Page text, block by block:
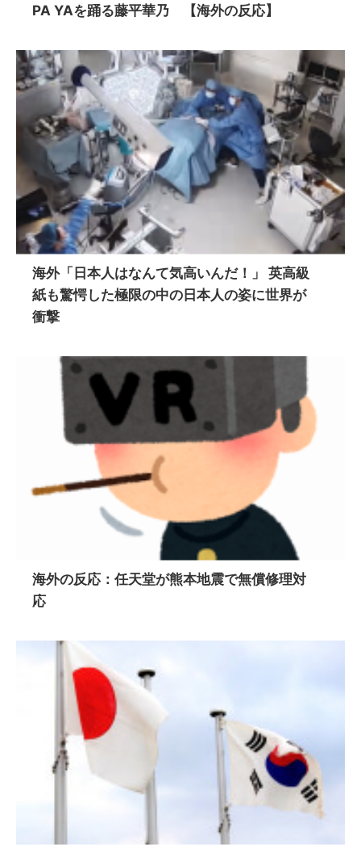
PA YAを踊る藤平華乃 【海外の反応】
海外「日本人はなんて気高いんだ！」 英高級
紙も驚愕した極限の中の日本人の姿に世界が
衝撃
海外の反応：任天堂が熊本地震で無償修理対
応